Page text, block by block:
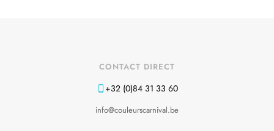
CONTACT DIRECT
+32 (0)84 31 33 60
info@couleurscarnival.be